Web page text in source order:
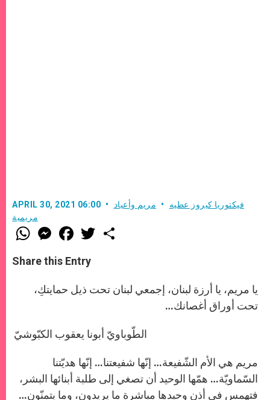
APRIL 30, 2021 06:00 فيكتوريا كيروز عطيه
مريم وأعياد
مريمية
W
h
t
s
p
M
e
s
e
g
e
F
a
e
b
o
k
w
r
Share this Entry
يا مريم، يا أرزة لبنان، إجمعي لبنان تحت ذيل حمايتكِ،
تحت أوراق أغصانك…
الطّوباويّ أبونا يعقوب الكبّوشيّ
مريم هي الأم الشّفيعة… إنّها شفيعتنا… إنّها هديّتنا
السّماويّة… همّها الوحيد أن تصغي إلى طلبة أبنائها البشر،
فتهمس في أذن وحيدها مباشرة ما يريدون، وما يتمنّون…